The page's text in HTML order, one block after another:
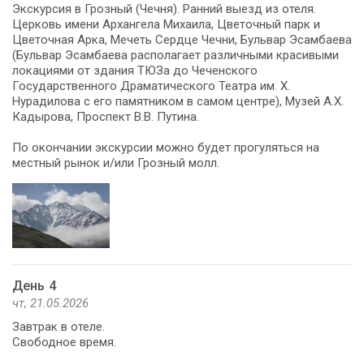
Экскурсия в Грозный (Чечня). Ранний выезд из отеля.
Церковь имени Архангела Михаила, Цветочный парк и
Цветочная Арка, Мечеть Сердце Чечни, Бульвар Эсамбаева
(Бульвар Эсамбаева располагает различными красивыми
локациями от здания ТЮЗа до Чеченского
Государственного Драматического Театра им. Х.
Нурадилова с его памятником в самом центре), Музей А.Х.
Кадырова, Проспект В.В. Путина.
По окончании экскурсии можно будет прогуляться на
местный рынок и/или Грозный молл.
День 4
чт, 21.05.2026
Завтрак в отеле.
Свободное время.